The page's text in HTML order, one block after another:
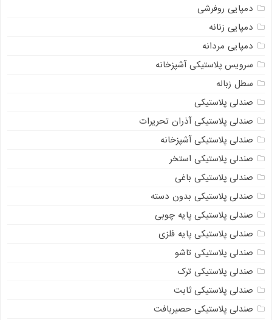
دمپایی روفرشی
دمپایی زنانه
دمپایی مردانه
سرویس پلاستیکی آشپزخانه
سطل زباله
صندلی پلاستیکی
صندلی پلاستیکی آذران تحریرات
صندلی پلاستیکی آشپزخانه
صندلی پلاستیکی استخر
صندلی پلاستیکی باغی
صندلی پلاستیکی بدون دسته
صندلی پلاستیکی پایه چوبی
صندلی پلاستیکی پایه فلزی
صندلی پلاستیکی تاشو
صندلی پلاستیکی ترک
صندلی پلاستیکی ثابت
صندلی پلاستیکی حصیربافت